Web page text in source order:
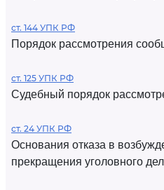
ст. 144 УПК РФ
Порядок рассмотрения
ст. 125 УПК РФ
Судебный порядок
ст. 24 УПК РФ
Основания отказа в
прекращения уголовного